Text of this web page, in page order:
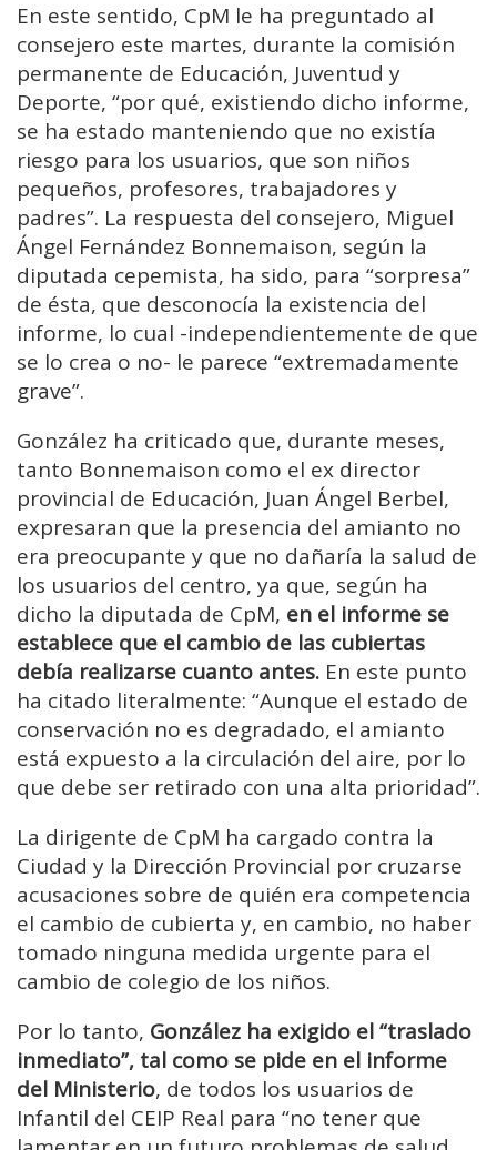
En este sentido, CpM le ha preguntado al
consejero este martes, durante la comisión
permanente de Educación, Juventud y
Deporte, “por qué, existiendo dicho informe,
se ha estado manteniendo que no existía
riesgo para los usuarios, que son niños
pequeños, profesores, trabajadores y
padres”. La respuesta del consejero, Miguel
Ángel Fernández Bonnemaison, según la
diputada cepemista, ha sido, para “sorpresa”
de ésta, que desconocía la existencia del
informe, lo cual -independientemente de que
se lo crea o no- le parece “extremadamente
grave”.
González ha criticado que, durante meses,
tanto Bonnemaison como el ex director
provincial de Educación, Juan Ángel Berbel,
expresaran que la presencia del amianto no
era preocupante y que no dañaría la salud de
los usuarios del centro, ya que, según ha
dicho la diputada de CpM, en el informe se
establece que el cambio de las cubiertas
debía realizarse cuanto antes. En este punto
ha citado literalmente: “Aunque el estado de
conservación no es degradado, el amianto
está expuesto a la circulación del aire, por lo
que debe ser retirado con una alta prioridad”.
La dirigente de CpM ha cargado contra la
Ciudad y la Dirección Provincial por cruzarse
acusaciones sobre de quién era competencia
el cambio de cubierta y, en cambio, no haber
tomado ninguna medida urgente para el
cambio de colegio de los niños.
Por lo tanto, González ha exigido el “traslado
inmediato”, tal como se pide en el informe
del Ministerio, de todos los usuarios de
Infantil del CEIP Real para “no tener que